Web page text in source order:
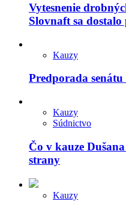
Vytesnenie
Slovnaft sa
Kauzy
Predporada
Kauzy
Súdnictvo
Čo v kauze
strany
Kauzy